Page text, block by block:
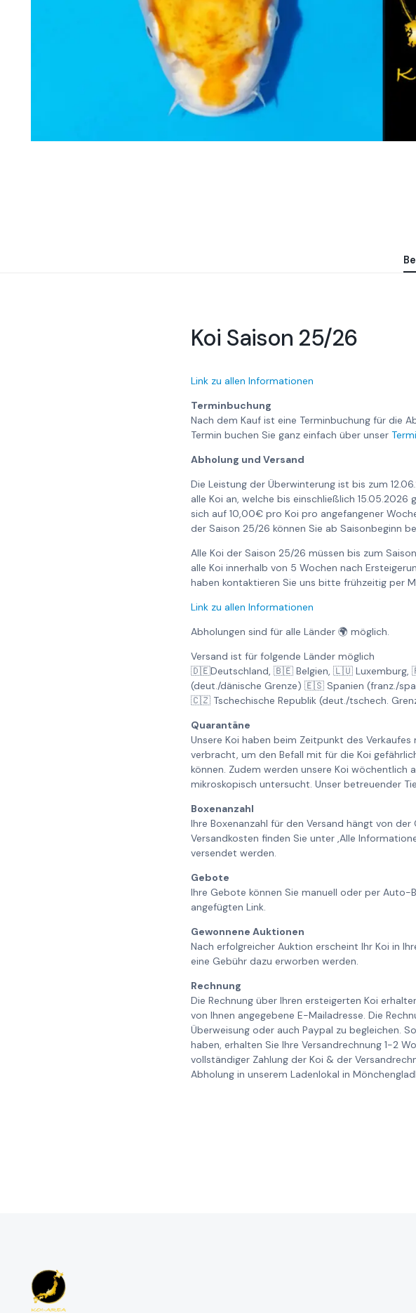
Koi Saison 25/26
Link zu allen Informationen
Terminbuchung
Nach dem Kauf ist eine Terminbuchung für die
Termin buchen Sie ganz einfach über unser
Abholung und Versand
Die Leistung der Überwinterung ist bis zum
alle Koi an, welche bis einschließlich
sich auf 10,00€ pro Koi pro angefangener
der Saison 25/26 können Sie ab Saisonbeginn
Alle Koi der Saison 25/26 müssen bis zum
alle Koi innerhalb von 5 Wochen nach
haben kontaktieren Sie uns bitte frühzeitig per
Link zu allen Informationen
Abholungen sind für alle Länder 🌍 möglich.
Versand ist für folgende Länder möglich
🇩🇪Deutschland, 🇧🇪 Belgien, 🇱🇺 Luxemburg,
(deut./dänische Grenze) 🇪🇸 Spanien (franz./
🇨🇿 Tschechische Republik (deut./tschech.
Quarantäne
Unsere Koi haben beim Zeitpunkt des
verbracht, um den Befall mit für die Koi
können. Zudem werden unsere Koi wöchentlich
mikroskopisch untersucht. Unser betreuender
Boxenanzahl
Ihre Boxenanzahl für den Versand hängt von
Versandkosten finden Sie unter ‚Alle
versendet werden.
Gebote
Ihre Gebote können Sie manuell oder per
angefügten Link.
Gewonnene Auktionen
Nach erfolgreicher Auktion erscheint Ihr Koi in
eine Gebühr dazu erworben werden.
Rechnung
Die Rechnung über Ihren ersteigerten Koi
von Ihnen angegebene E-Mailadresse. Die
Überweisung oder auch Paypal zu begleichen.
haben, erhalten Sie Ihre Versandrechnung 1-2
vollständiger Zahlung der Koi & der
Abholung in unserem Ladenlokal in